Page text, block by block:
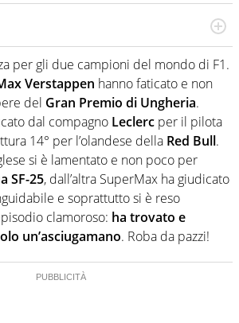
Quando si accendono i motori,
derapa. E spesso e volentieri finisce
per gli due campioni del mondo di F1.
Verstappen hanno faticato e non
del Gran Premio di Ungheria.
dal compagno Leclerc per il pilota
14° per l’olandese della Red Bull.
si è lamentato e non poco per
SF-25, dall’altra SuperMax ha giudicato
e soprattutto si è reso
clamoroso: ha trovato e
un’asciugamano. Roba da pazzi!